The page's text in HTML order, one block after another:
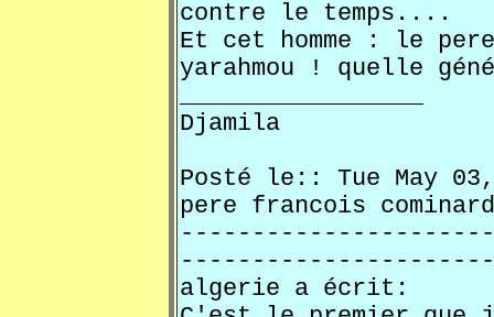
contre le temps....
Et cet homme : le
yarahmou ! quelle
_________________
Djamila
Posté le:: Tue May
pere francois
----------------------
algerie a écrit: